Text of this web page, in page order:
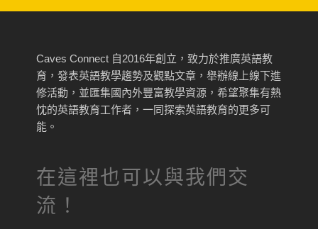
Caves Connect 自2016年創立，致力於推廣英語教
育，發表英語教學趨勢及觀點文章，舉辦線上線下進
修活動，並匯集國內外豐富教學資源，希望聚集有熱
忱的英語教育工作者，一同探索英語教育的更多可
能。
在這裡也可以與我們交
流！